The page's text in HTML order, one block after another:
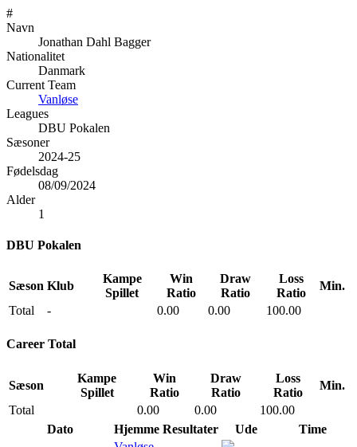
#
Navn
Jonathan Dahl Bagger
Nationalitet
Danmark
Current Team
Vanløse
Leagues
DBU Pokalen
Sæsoner
2024-25
Fødelsdag
08/09/2024
Alder
1
DBU Pokalen
Sæson Klub
Kampe
Spillet
Win
Ratio
Draw
Ratio
Loss
Ratio
Min.
Total
- 0.00 0.00 100.00
Career Total
Sæson
Kampe
Spillet
Win
Ratio
Draw
Ratio
Loss
Ratio
Min.
Total
0.00 0.00
100.00
Dato
Hjemme Resultater Ude
Time